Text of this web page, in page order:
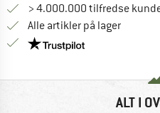
> 4.000.000 tilfredse
Alle artikler på lager
Vi er
ALT I